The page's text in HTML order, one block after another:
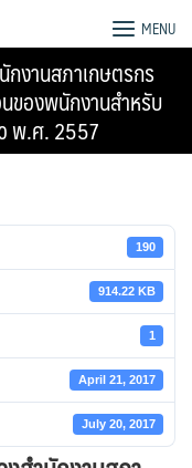
MENU
งานสภาเกษตรกร
ของพนักงานสำหรับ
พ.ศ. 2557
190
914.22 KB
1
April 21, 2017
July 20, 2017